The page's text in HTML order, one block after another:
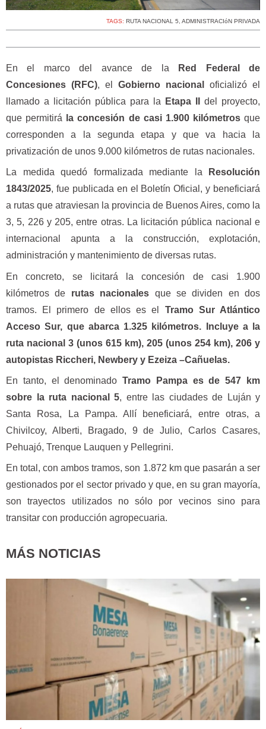
TAGS: RUTA NACIONAL 5, ADMINISTRACIóN PRIVADA
En el marco del avance de la
Red Federal de
Concesiones (RFC), el Gobierno nacional
oficializó el
llamado a licitación pública para la
Etapa II
del proyecto,
que permitirá
la concesión de casi 1.900 kilómetrosque
corresponden a la segunda etapa y que va hacia la
privatización de unos 9.000 kilómetros de rutas nacionales.
La medida quedó formalizada mediante la
Resolución
1843/2025, fue publicada en el Boletín Oficial, y beneficiará
a rutas que atraviesan la provincia de Buenos Aires, como la
3, 5, 226 y 205, entre otras. La licitación pública nacional e
internacional apunta a la construcción, explotación,
administración y mantenimiento de diversas rutas.
En concreto, se licitará la concesión de casi 1.900
kilómetros de rutas nacionales que se dividen en dos
tramos. El primero de ellos es el Tramo Sur Atlántico
Acceso Sur, que abarca 1.325 kilómetros. Incluye a la
ruta nacional 3 (unos 615 km), 205 (unos 254 km), 206 y
autopistas Riccheri, Newbery y Ezeiza –Cañuelas.
En tanto, el denominadoTramo Pampa es de 547 km
sobre la ruta nacional 5, entre las ciudades de Luján y
Santa Rosa, La Pampa. Allí beneficiará, entre otras, a
Chivilcoy, Alberti, Bragado, 9 de Julio, Carlos Casares,
Pehuajó, Trenque Lauquen y Pellegrini.
En total, con ambos tramos, son 1.872 km que pasarán a ser
gestionados por el sector privado y que, en su gran mayoría,
son trayectos utilizados no sólo por vecinos sino para
transitar con producción agropecuaria.
MÁS NOTICIAS